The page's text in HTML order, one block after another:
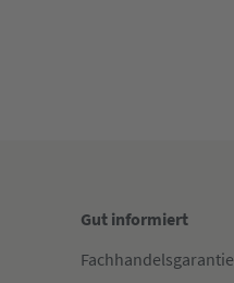
Gut informiert
Fachhandelsgarantie